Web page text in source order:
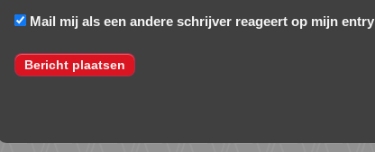
Mail mij als een andere schrijver reageert op mijn entry